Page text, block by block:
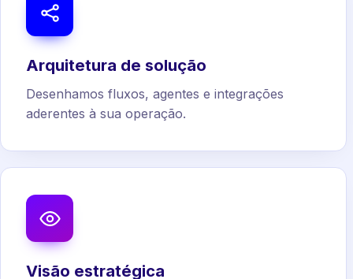
Arquitetura de solução
Desenhamos fluxos, agentes e integrações
aderentes à sua operação.
Visão estratégica